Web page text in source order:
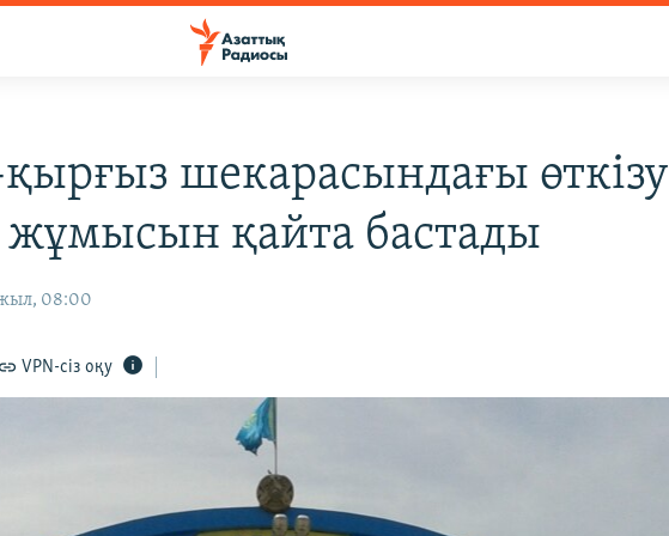
шекарасындағы өткізу
жұмысын қайта бастады
08:00
VPN-сіз оқу